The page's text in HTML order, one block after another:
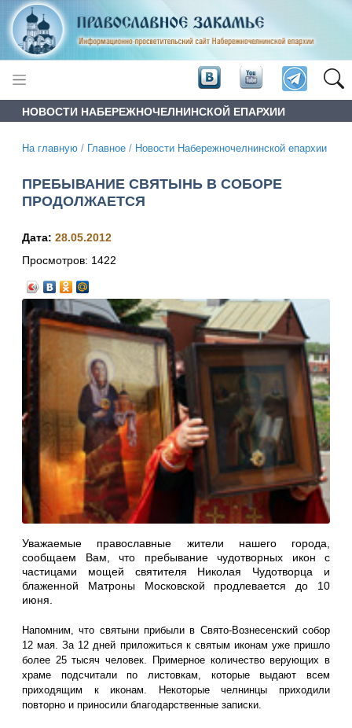
НОВОСТИ НАБЕРЕЖНОЧЕЛНИНСКОЙ ЕПАРХИИ
На главную / Главное / Новости Набережночелнинской епархии
ПРЕБЫВАНИЕ СВЯТЫНЬ В СОБОРЕ
ПРОДОЛЖАЕТСЯ
Дата: 28.05.2012
Просмотров: 1422
Уважаемые православные жители нашего города,
сообщаем Вам, что пребывание чудотворных икон с
частицами мощей святителя Николая Чудотворца и
блаженной Матроны Московской продлевается до 10
июня.
Напомним, что святыни прибыли в Свято-Вознесенский собор
12 мая. За 12 дней приложиться к святым иконам уже пришло
более 25 тысяч человек. Примерное количество верующих в
храме подсчитали по листовкам, которые выдают всем
приходящим к иконам. Некоторые челнинцы приходили
повторно и приносили благодарственные записки.